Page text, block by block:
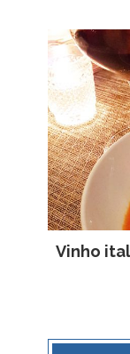
Vinho